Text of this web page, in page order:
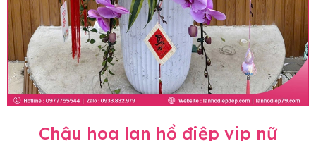
Chậu hoa lan hồ điệp vip nữ